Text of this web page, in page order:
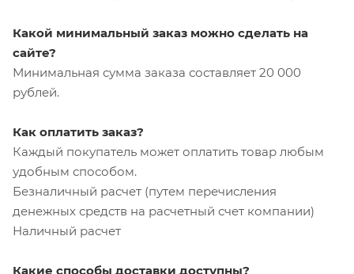
Какой минимальный заказ можно сделать на
сайте?
Минимальная сумма заказа составляет 20 000
рублей.
Как оплатить заказ?
Каждый покупатель может оплатить товар любым
удобным способом.
Безналичный расчет (путем перечисления
денежных средств на расчетный счет компании)
Наличный расчет
Какие способы доставки доступны?